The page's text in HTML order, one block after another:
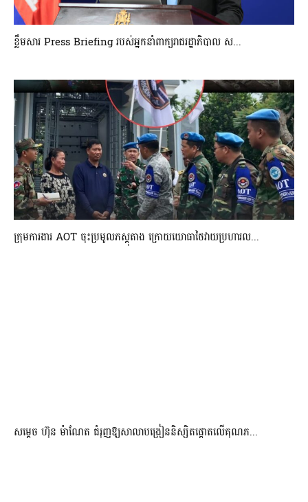
ខ្លឹមសារ Press Briefing របស់អ្នកនាំពាក្យរាជរដ្ឋាភិបាល ស...
ក្រុមការងារ AOT ចុះប្រមូលភស្តុតាង ក្រោយយោធាថៃវាយប្រហារល...
សម្តេច ហ៊ុន ម៉ាណែត ជំរុញឱ្យសាលាបង្រៀននិស្សិតផ្តោតលើគុណភ...